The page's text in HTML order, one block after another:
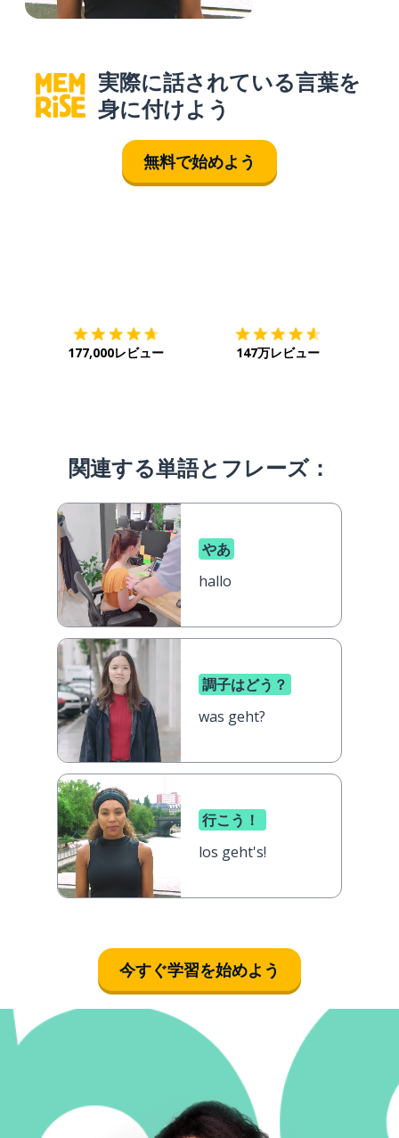
実際に話されている言葉を
身に付けよう
無料で始めよう
177,000レビュー 147万レビュー
関連する単語とフレーズ：
やあ
hallo
調子はどう？
was geht?
行こう！
los geht's!
今すぐ学習を始めよう